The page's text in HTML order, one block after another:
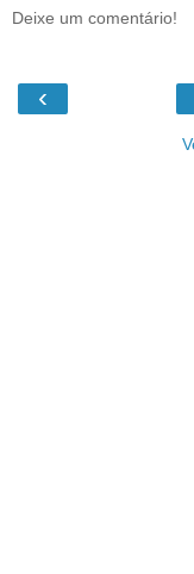
Deixe um comentário!
‹